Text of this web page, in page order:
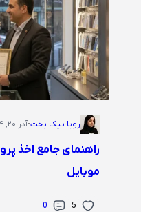
رویا نیک بخت·آذر ۲۰, ۱۴۰۴
راهنمای جامع اخذ
موبایل
5
0